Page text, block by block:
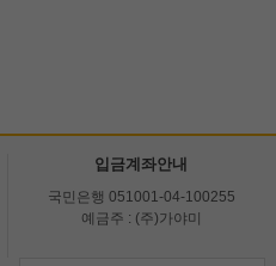
입금계좌안내
국민은행 051001-04-100255
예금주 : (주)가야미